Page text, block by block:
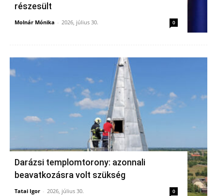
részesült
Molnár Mónika - 2026, július 30. 0
Darázsi templomtorony: azonnali
beavatkozásra volt szükség
Tatai Igor - 2026, július 30. 0